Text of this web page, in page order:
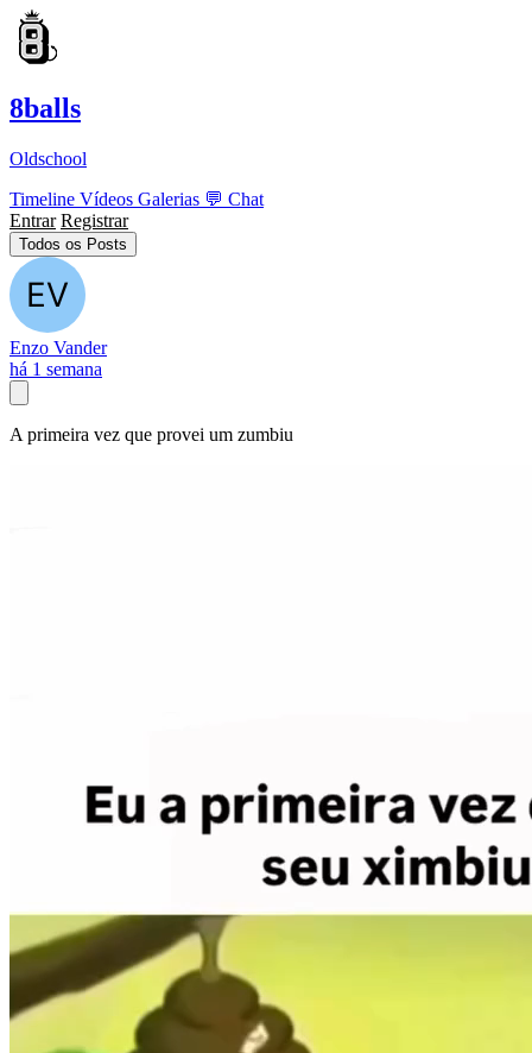
8balls
Oldschool
Timeline Vídeos Galerias 💬 Chat
Entrar Registrar
Todos os Posts
Enzo Vander
há 1 semana
A primeira vez que provei um zumbiu